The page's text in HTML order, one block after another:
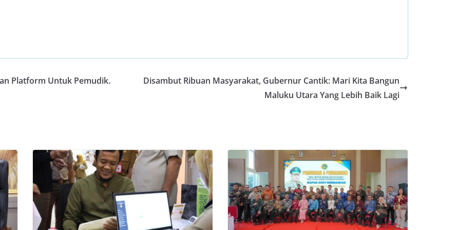
Platform Untuk Pemudik.
Disambut Ribuan Masyarakat, Gubernur Cantik: Mari Kita Bangun
Maluku Utara Yang Lebih Baik Lagi